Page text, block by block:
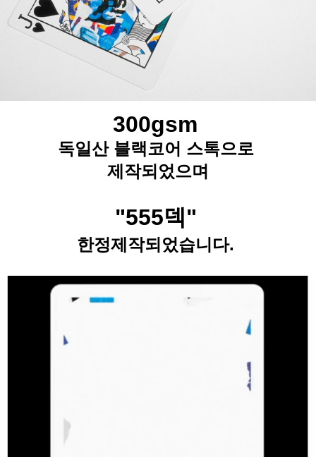
300gsm
독일산 블랙코어 스톡으로
제작되었으며
"555덱"
한정제작되었습니다.